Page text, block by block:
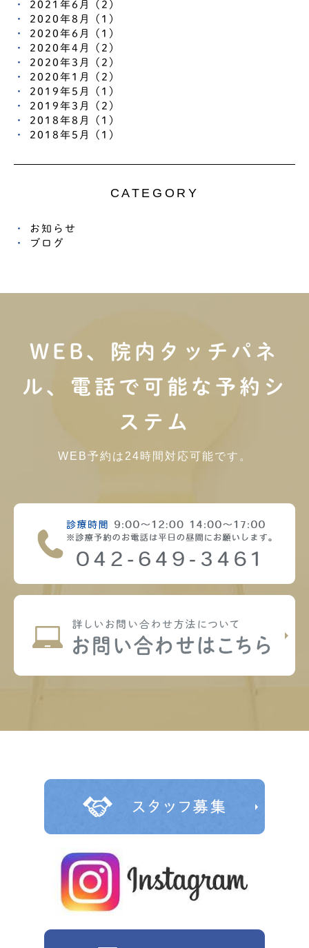
2021年6月 (2)
2020年8月 (1)
2020年6月 (1)
2020年4月 (2)
2020年3月 (2)
2020年1月 (2)
2019年5月 (1)
2019年3月 (2)
2018年8月 (1)
2018年5月 (1)
CATEGORY
お知らせ
ブログ
WEB、院内タッチパネ
ル、電話で可能な予約シ
ステム
WEB予約は24時間対応可能です。